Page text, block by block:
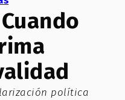
política